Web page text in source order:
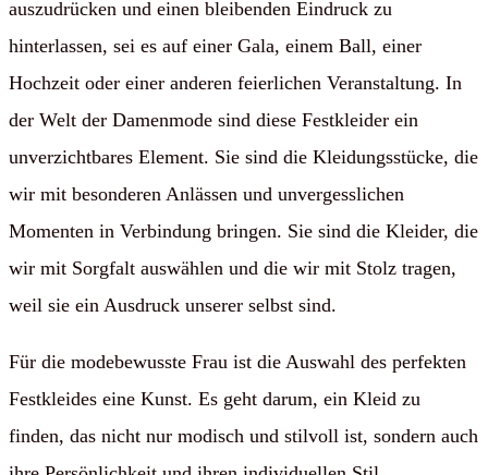
auszudrücken und einen bleibenden Eindruck zu
hinterlassen, sei es auf einer Gala, einem Ball, einer
Hochzeit oder einer anderen feierlichen Veranstaltung. In
der Welt der Damenmode sind diese Festkleider ein
unverzichtbares Element. Sie sind die Kleidungsstücke, die
wir mit besonderen Anlässen und unvergesslichen
Momenten in Verbindung bringen. Sie sind die Kleider, die
wir mit Sorgfalt auswählen und die wir mit Stolz tragen,
weil sie ein Ausdruck unserer selbst sind.
Für die modebewusste Frau ist die Auswahl des perfekten
Festkleides eine Kunst. Es geht darum, ein Kleid zu
finden, das nicht nur modisch und stilvoll ist, sondern auch